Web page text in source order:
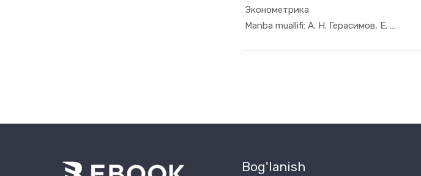
Эконометрика
Manba muallifi: А. Н. Герасимов, Е. И. Гр...
In Ekonome...
Bog'lanish